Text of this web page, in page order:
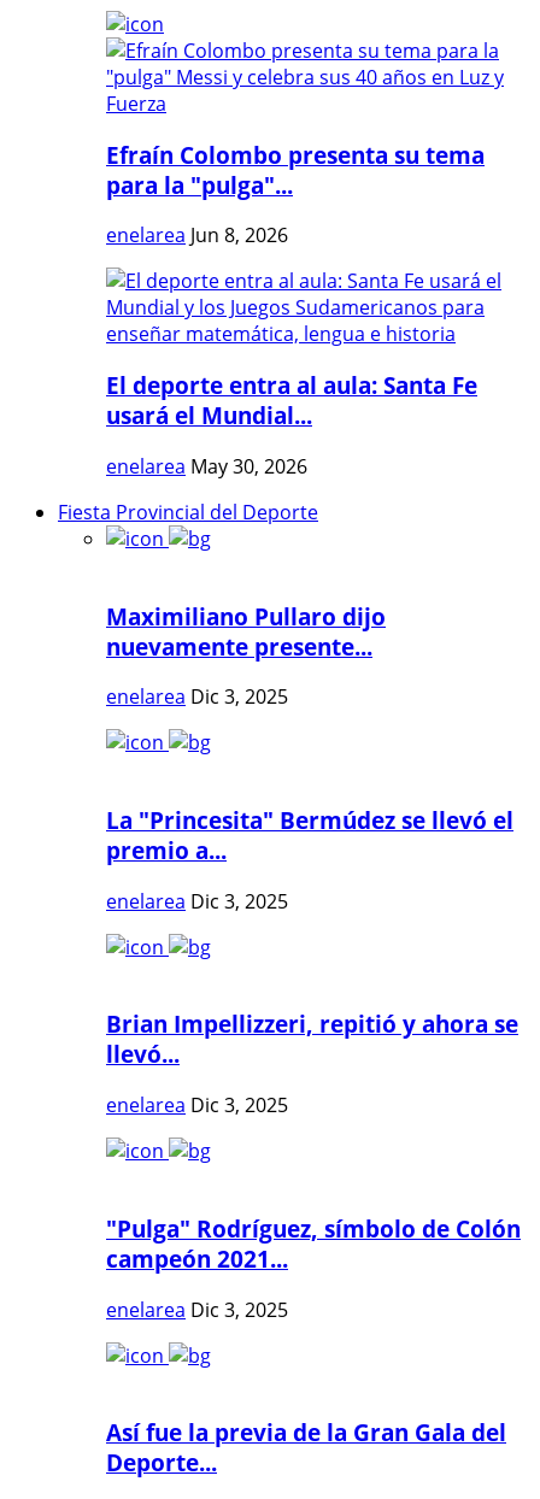
Efraín Colombo presenta su tema
para la "pulga"...
enelarea Jun 8, 2026
El deporte entra al aula: Santa Fe
usará el Mundial...
enelarea May 30, 2026
Fiesta Provincial del Deporte
Maximiliano Pullaro dijo
nuevamente presente...
enelarea Dic 3, 2025
La "Princesita" Bermúdez se llevó el
premio a...
enelarea Dic 3, 2025
Brian Impellizzeri, repitió y ahora se
llevó...
enelarea Dic 3, 2025
"Pulga" Rodríguez, símbolo de Colón
campeón 2021...
enelarea Dic 3, 2025
Así fue la previa de la Gran Gala del
Deporte...